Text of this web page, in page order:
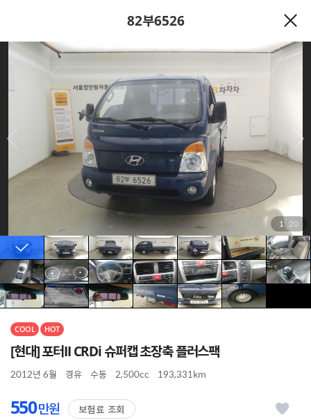
82부6526
1/ 20
COOL HOT
[현대] 포터II CRDi 슈퍼캡 초장축 플러스팩
2012년 6월 경유 수동 2,500cc 193,331km
550만원 보험료 조회